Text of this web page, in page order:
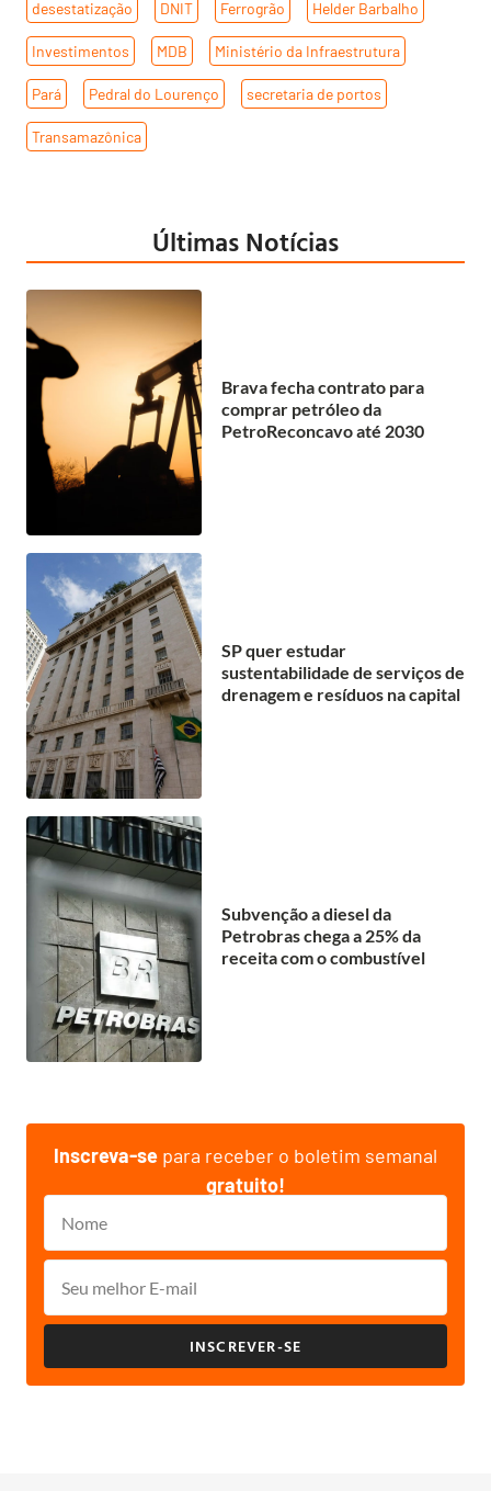
desestatização DNIT Ferrogrão Helder Barbalho
Investimentos MDB Ministério da Infraestrutura
Pará Pedral do Lourenço secretaria de portos
Transamazônica
Últimas Notícias
Brava fecha contrato para
comprar petróleo da
PetroReconcavo até 2030
SP quer estudar
sustentabilidade de serviços de
drenagem e resíduos na capital
Subvenção a diesel da
Petrobras chega a 25% da
receita com o combustível
Inscreva-se para receber o boletim semanal
gratuito!
INSCREVER-SE